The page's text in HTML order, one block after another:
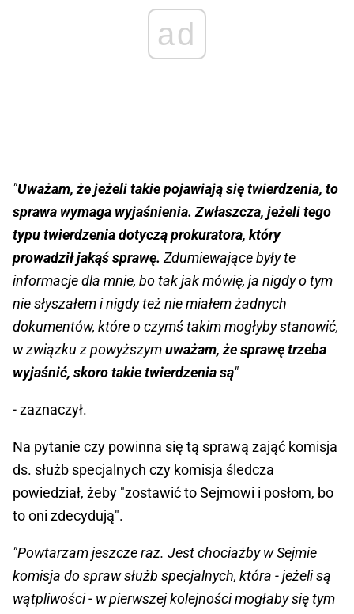
ad
"Uważam, że jeżeli takie pojawiają się twierdzenia, to
sprawa wymaga wyjaśnienia. Zwłaszcza, jeżeli tego
typu twierdzenia dotyczą prokuratora, który
prowadził jakąś sprawę. Zdumiewające były te
informacje dla mnie, bo tak jak mówię, ja nigdy o tym
nie słyszałem i nigdy też nie miałem żadnych
dokumentów, które o czymś takim mogłyby stanowić,
w związku z powyższymuważam, że sprawę trzeba
wyjaśnić, skoro takie twierdzenia są"
- zaznaczył.
Na pytanie czy powinna się tą sprawą zająć komisja
ds. służb specjalnych czy komisja śledcza
powiedział, żeby "zostawić to Sejmowi i posłom, bo
to oni zdecydują".
"Powtarzam jeszcze raz. Jest chociażby w Sejmie
komisja do spraw służb specjalnych, która - jeżeli są
wątpliwości - w pierwszej kolejności mogłaby się tym